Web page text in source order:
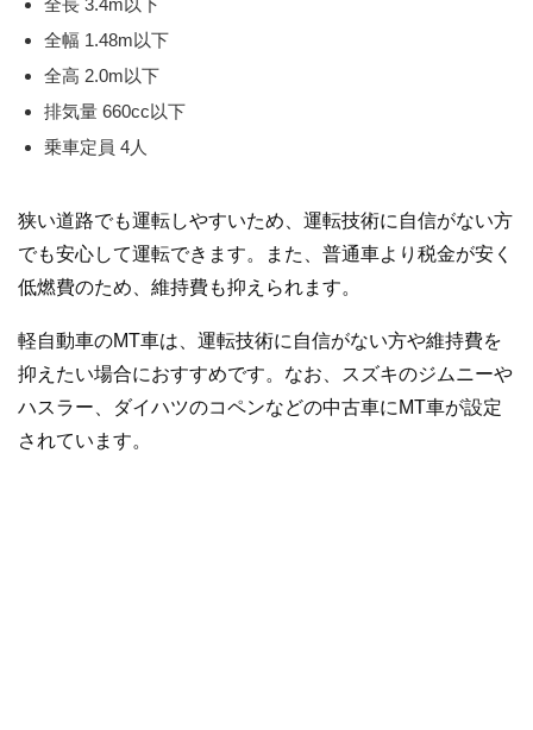
全幅 1.48m以下
全高 2.0m以下
排気量 660cc以下
乗車定員 4人
狭い道路でも運転しやすいため、運転技術に自信がない方
でも安心して運転できます。また、普通車より税金が安く
低燃費のため、維持費も抑えられます。
軽自動車のMT車は、運転技術に自信がない方や維持費を
抑えたい場合におすすめです。なお、スズキのジムニーや
ハスラー、ダイハツのコペンなどの中古車にMT車が設定
されています。